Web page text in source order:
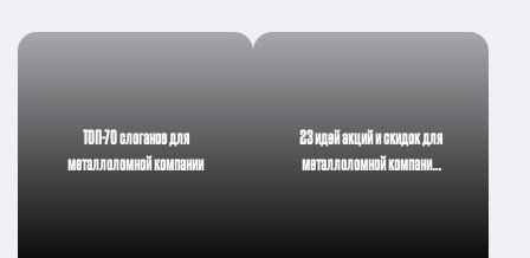
ТОП-70 слоганов для
металлоломной компании
23 идей акций и скидок для
металлоломной компани…